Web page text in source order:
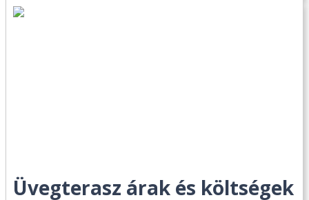
Üvegterasz árak és költségek